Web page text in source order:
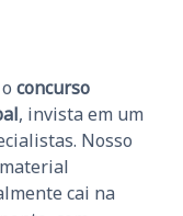
concurso
, invista em um
Nosso
cai na